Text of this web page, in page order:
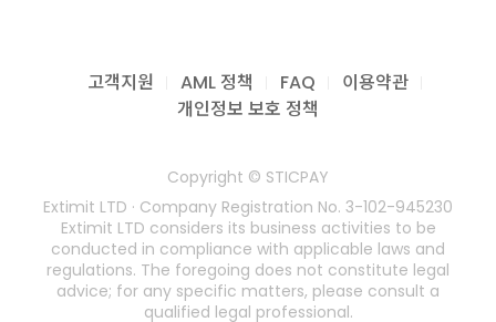
고객지원 AML 정책 FAQ
이용약관
개인정보 보호 정책
Copyright © STICPAY
Extimit LTD · Company Registration No. 3-102-945230
Extimit LTD considers its business activities to be
conducted in compliance with applicable laws and
regulations. The foregoing does not constitute legal
advice; for any specific matters, please consult a
qualified legal professional.